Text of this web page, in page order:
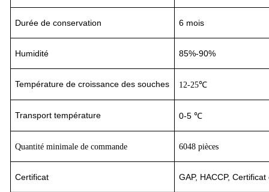
Durée de conservation 6 mois
Humidité 85%-90%
Température de croissance des souches 12-25℃
Transport température 0-5 ℃
Quantité minimale de commande 6048 pièces
Certificat GAP, HACCP,